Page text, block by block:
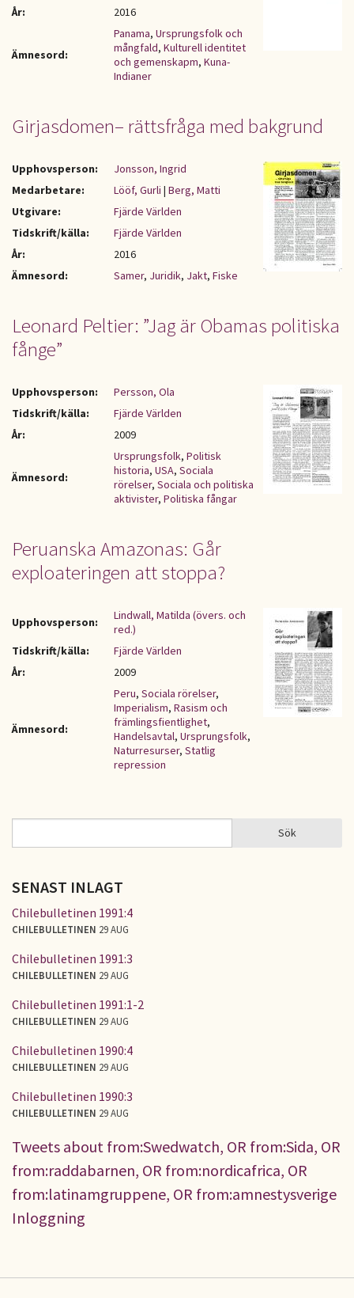
År:
2016
Ämnesord:
Panama, Ursprungsfolk och
mångfald, Kulturell identitet
och gemenskapm, Kuna-
Indianer
Girjasdomen– rättsfråga med bakgrund
Upphovsperson:
Jonsson, Ingrid
Medarbetare:
Lööf, Gurli | Berg, Matti
Utgivare:
Fjärde Världen
Tidskrift/källa:
Fjärde Världen
År:
2016
Ämnesord:
Samer, Juridik, Jakt, Fiske
Leonard Peltier: ”Jag är Obamas politiska
fånge”
Upphovsperson:
Persson, Ola
Tidskrift/källa:
Fjärde Världen
År:
2009
Ämnesord:
Ursprungsfolk, Politisk
historia, USA, Sociala
rörelser, Sociala och politiska
aktivister, Politiska fångar
Peruanska Amazonas: Går
exploateringen att stoppa?
Upphovsperson:
Lindwall, Matilda (övers. och
red.)
Tidskrift/källa:
Fjärde Världen
År:
2009
Ämnesord:
Peru, Sociala rörelser,
Imperialism, Rasism och
främlingsfientlighet,
Handelsavtal, Ursprungsfolk,
Naturresurser, Statlig
repression
SÖKFORMULÄR Sök
SENAST INLAGT
Chilebulletinen 1991:4
CHILEBULLETINEN 29 AUG
Chilebulletinen 1991:3
CHILEBULLETINEN 29 AUG
Chilebulletinen 1991:1-2
CHILEBULLETINEN 29 AUG
Chilebulletinen 1990:4
CHILEBULLETINEN 29 AUG
Chilebulletinen 1990:3
CHILEBULLETINEN 29 AUG
Tweets about from:Swedwatch, OR from:Sida, OR
from:raddabarnen, OR from:nordicafrica, OR
from:latinamgruppene, OR from:amnestysverige
Inloggning